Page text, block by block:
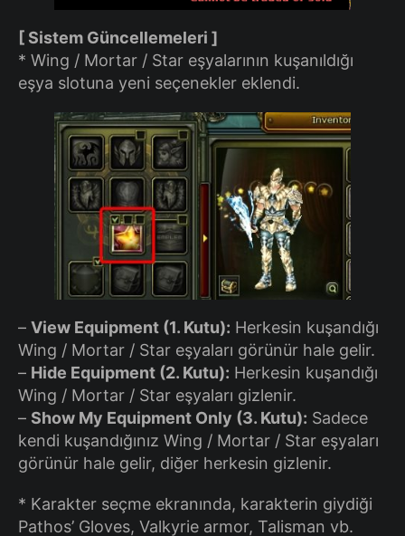
[ Sistem Güncellemeleri ]
* Wing / Mortar / Star eşyalarının kuşanıldığı
eşya slotuna yeni seçenekler eklendi.
– View Equipment (1. Kutu): Herkesin kuşandığı
Wing / Mortar / Star eşyaları görünür hale gelir.
– Hide Equipment (2. Kutu): Herkesin kuşandığı
Wing / Mortar / Star eşyaları gizlenir.
– Show My Equipment Only (3. Kutu): Sadece
kendi kuşandığınız Wing / Mortar / Star eşyaları
görünür hale gelir, diğer herkesin gizlenir.
* Karakter seçme ekranında, karakterin giydiği
Pathos’ Gloves, Valkyrie armor, Talisman vb.